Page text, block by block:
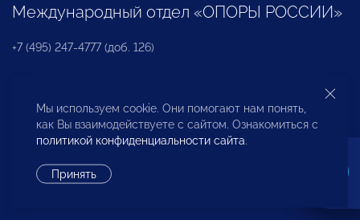
Международный отдел «ОПОРЫ РОССИИ»
+7 (495) 247-4777 (доб. 126)
Бюро по защите прав предпринимателей и
инвесторов
Мы используем cookie. Они помогают нам понять,
как Вы взаимодействуете с сайтом. Ознакомиться с
политикой конфиденциальности сайта.
Принять